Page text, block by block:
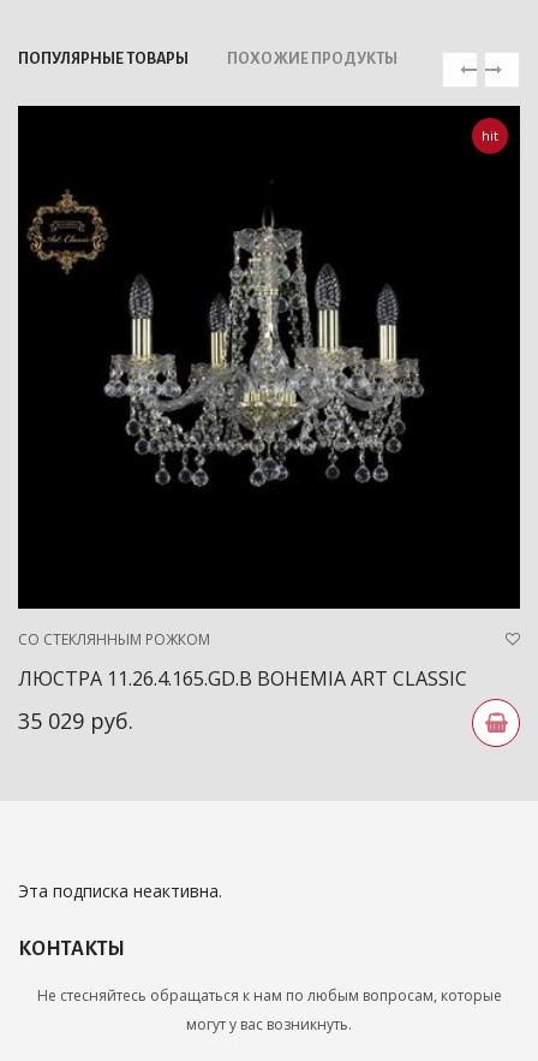
ПОПУЛЯРНЫЕ ТОВАРЫ ПОХОЖИЕ ПРОДУКТЫ
hit
СО СТЕКЛЯННЫМ РОЖКОМ
ЛЮСТРА 11.26.4.165.GD.B BOHEMIA ART CLASSIC
35 029 руб.
Эта подписка неактивна.
КОНТАКТЫ
Не стесняйтесь обращаться к нам по любым вопросам, которые
могут у вас возникнуть.